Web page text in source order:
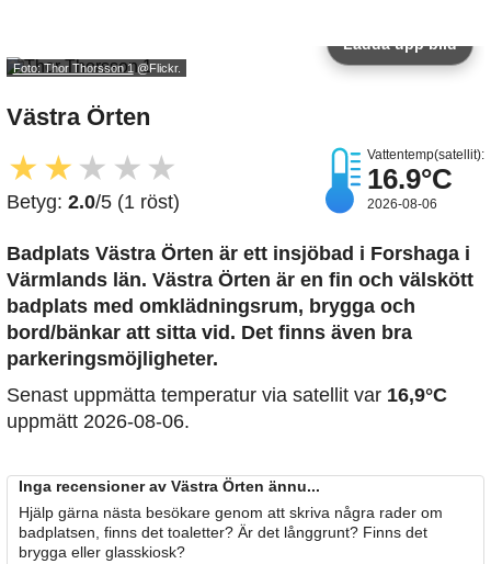
Foto: Thor Thorsson 1@Flickr.
Ladda upp bild
Västra Örten
★ ★ ★ ★ ★
Betyg: 2.0/5 (1 röst)
Vattentemp(satellit):
16.9°C
2026-08-06
Badplats Västra Örten är ett insjöbad i Forshaga i
Värmlands län. Västra Örten är en fin och välskött
badplats med omklädningsrum, brygga och
bord/bänkar att sitta vid. Det finns även bra
parkeringsmöjligheter.
Senast uppmätta temperatur via satellit var 16,9°C
uppmätt 2026-08-06.
Inga recensioner av Västra Örten ännu...
Hjälp gärna nästa besökare genom att skriva några rader om
badplatsen, finns det toaletter? Är det långgrunt? Finns det
brygga eller glasskiosk?